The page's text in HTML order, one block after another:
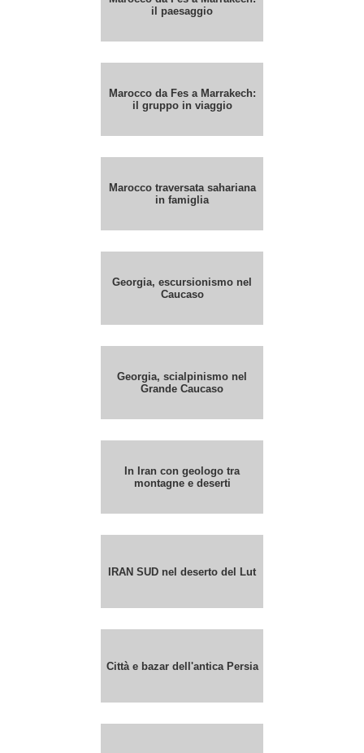
il paesaggio
Marocco da Fes a Marrakech:
il gruppo in viaggio
Marocco traversata sahariana
in famiglia
Georgia, escursionismo nel
Caucaso
Georgia, scialpinismo nel
Grande Caucaso
In Iran con geologo tra
montagne e deserti
IRAN SUD nel deserto del Lut
Città e bazar dell'antica Persia